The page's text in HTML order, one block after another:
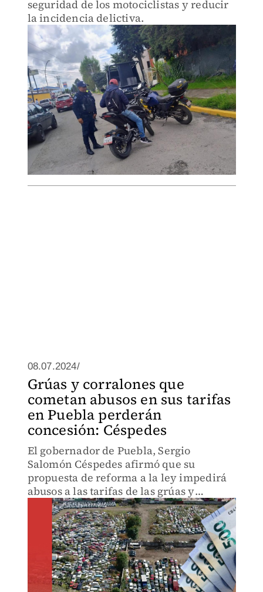
seguridad de los motociclistas y reducir
la incidencia delictiva.
08.07.2024/
Grúas y corralones que
cometan abusos en sus tarifas
en Puebla perderán
concesión: Céspedes
El gobernador de Puebla, Sergio
Salomón Céspedes afirmó que su
propuesta de reforma a la ley impedirá
abusos a las tarifas de las grúas y
corralones en la entidad.